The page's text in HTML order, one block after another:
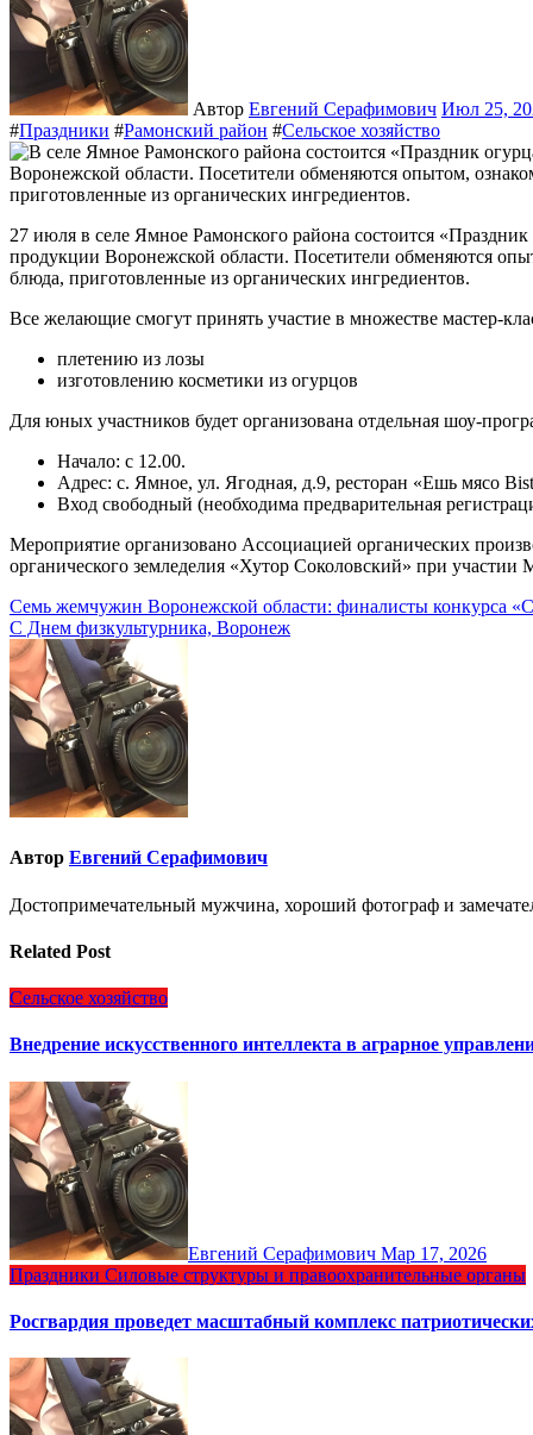
Автор Евгений Серафимович Июл 25,
#Праздники #Рамонский район #Сельское хозяйство
27 июля в селе Ямное Рамонского района состоится «Праздник огурца» — ярмарка производителей органической
продукции Воронежской области. Посетители обменяются
блюда, приготовленные из органических ингредиентов.
Все желающие смогут принять участие в множестве мастер-
плетению из лозы
изготовлению косметики из огурцов
Для юных участников будет организована отдельная шоу-
Начало: с 12.00.
Адрес: с. Ямное, ул. Ягодная, д.9, ресторан «Ешь мясо
Вход свободный (необходима предварительная
Мероприятие организовано Ассоциацией органических
органического земледелия «Хутор Соколовский» при участии
Навигация
по
записям
Семь жемчужин Воронежской области: финалисты конкурса
С Днем физкультурника, Воронеж
Автор Евгений Серафимович
Достопримечательный мужчина, хороший фотограф и
Related Post
Сельское хозяйство
Внедрение искусственного интеллекта в аграрное
Евгений Серафимович Мар 17, 2026
Праздники Силовые структуры и правоохранительные органы
Росгвардия проведет масштабный комплекс